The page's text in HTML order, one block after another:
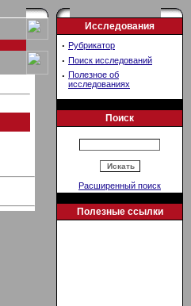
Исследования
· Рубрикатор
· Поиск исследований
· Полезное об
исследованиях
Поиск
Расширенный поиск
Полезные ссылки